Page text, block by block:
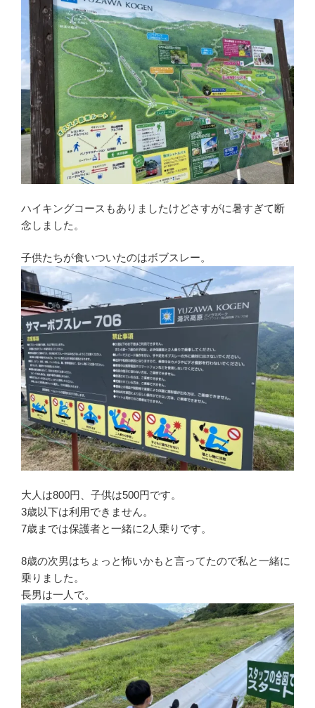
ハイキングコースもありましたけどさすがに暑すぎて断
念しました。
子供たちが食いついたのはボブスレー。
大人は800円、子供は500円です。
3歳以下は利用できません。
7歳までは保護者と一緒に2人乗りです。
8歳の次男はちょっと怖いかもと言ってたので私と一緒に
乗りました。
長男は一人で。